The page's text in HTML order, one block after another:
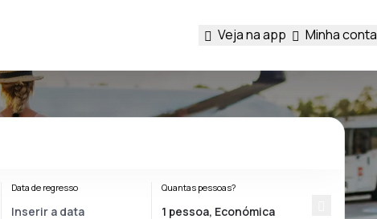
Veja na app Minha conta
Data de regresso Quantas pessoas?